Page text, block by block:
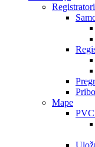
Registratori
Mape
PVC